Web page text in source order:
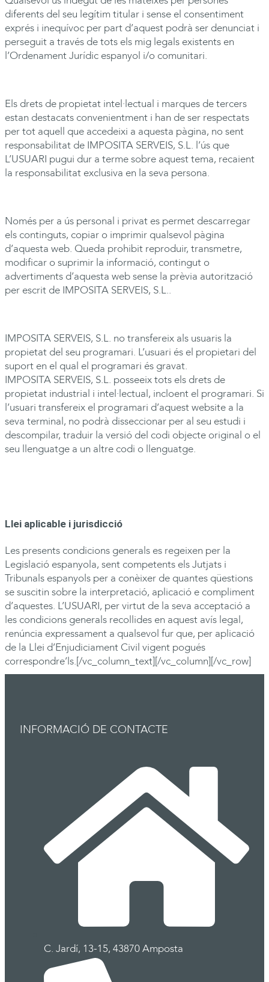
diferents del seu legítim titular i sense el consentiment
exprés i inequívoc per part d’aquest podrà ser denunciat i
perseguit a través de tots els mig legals existents en
l’Ordenament Jurídic espanyol i/o comunitari.
Els drets de propietat intel·lectual i marques de tercers
estan destacats convenientment i han de ser respectats
per tot aquell que accedeixi a aquesta pàgina, no sent
responsabilitat de IMPOSITA SERVEIS, S.L. l’ús que
L’USUARI pugui dur a terme sobre aquest tema, recaient
la responsabilitat exclusiva en la seva persona.
Només per a ús personal i privat es permet descarregar
els continguts, copiar o imprimir qualsevol pàgina
d’aquesta web. Queda prohibit reproduir, transmetre,
modificar o suprimir la informació, contingut o
advertiments d’aquesta web sense la prèvia autorització
per escrit de IMPOSITA SERVEIS, S.L..
IMPOSITA SERVEIS, S.L. no transfereix als usuaris la
propietat del seu programari. L’usuari és el propietari del
suport en el qual el programari és gravat.
IMPOSITA SERVEIS, S.L. posseeix tots els drets de
propietat industrial i intel·lectual, incloent el programari. Si
l’usuari transfereix el programari d’aquest website a la
seva terminal, no podrà disseccionar per al seu estudi i
descompilar, traduir la versió del codi objecte original o el
seu llenguatge a un altre codi o llenguatge.
Llei aplicable i jurisdicció
Les presents condicions generals es regeixen per la
Legislació espanyola, sent competents els Jutjats i
Tribunals espanyols per a conèixer de quantes qüestions
se suscitin sobre la interpretació, aplicació e compliment
d’aquestes. L’USUARI, per virtut de la seva acceptació a
les condicions generals recollides en aquest avís legal,
renúncia expressament a qualsevol fur que, per aplicació
de la Llei d’Enjudiciament Civil vigent pogués
correspondre’ls.[/vc_column_text][/vc_column][/vc_row]
INFORMACIÓ DE CONTACTE
C. Jardí, 13-15, 43870 Amposta